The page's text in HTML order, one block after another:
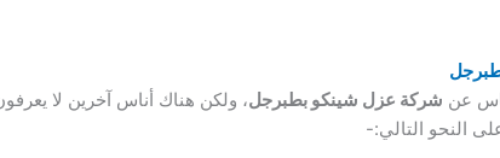
عن شركة عزل شينكو بطبرجل، ولكن هناك أناس آخرين لا
النحو التالي:-